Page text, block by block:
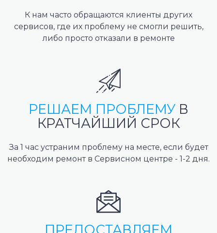
К нам часто обращаются клиенты других
сервисов, где их проблему не смогли решить,
либо просто отказали в ремонте
РЕШАЕМ ПРОБЛЕМУ В
КРАТЧАЙШИЙ СРОК
За 1 час устраним проблему на месте, если будет
необходим ремонт в Сервисном центре - 1-2 дня.